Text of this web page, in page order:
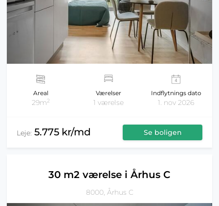
Areal
29m2
Værelser
1 værelse
Indflytnings dato
1. nov 2026
Leje: 5.775 kr/md Se boligen
30 m2 værelse i Århus C
8000, Århus C